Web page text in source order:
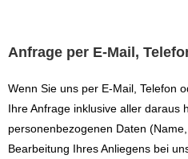
Anfrage per E-Mail,
Wenn Sie uns per E-Mail, Telefon
Ihre Anfrage inklusive aller daraus
personenbezogenen Daten
Bearbeitung Ihres Anliegens bei